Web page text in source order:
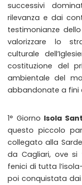
successivi
rilevanza e dai
testimonianze
valorizzare lo
culturale
costituzione del
ambientale del
abbandonate a fini
1° Giorno Isola
questo piccolo
collegato alla
da Cagliari, ove si
fenici di tutta
poi conquistata dai